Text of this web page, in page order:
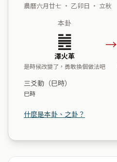
農曆六月廿七 ・ 乙卯日 ・ 立秋
本卦
䷰
澤火革
是時候改變了，勇敢換個做法吧
→
三爻動（巳時）
巳時
什麼是本卦、之卦？